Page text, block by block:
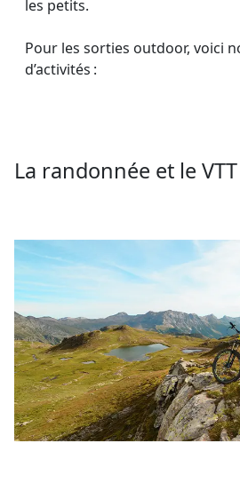
les petits.
Pour les sorties outdoor, voici
d’activités :
La randonnée et le VTT